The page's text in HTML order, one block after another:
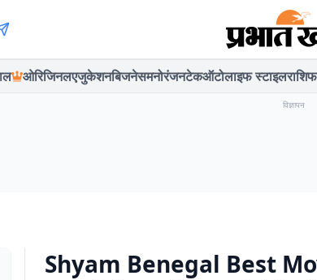
ओरिजिनलएजुकेशनबिजनेसमनोरंजनटेकऑटोलाइफ स्टाइल
विज्ञापन
Shyam Benegal Best